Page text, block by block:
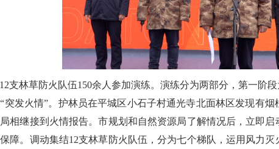
支林草防火队伍150余人参加演练。演练分为两部分，第一阶
突发火情”。护林员在平城区小石子村通光寺北面林区发现有
相继接到火情报告。市规划和自然资源局了解情况后，立即
障。调动集结12支林草防火队伍，分为七个梯队，运用风力